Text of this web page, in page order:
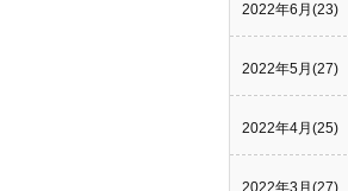
2022年6月(23)
2022年5月(27)
2022年4月(25)
2022年3月(27)